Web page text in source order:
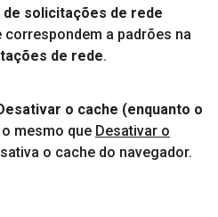
solicitações de rede
a padrões na
de rede.
o cache (enquanto o
o mesmo que Desativar o
o cache do navegador.